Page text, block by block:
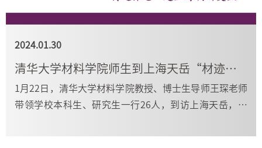
2024.01.30
清华大学材料学院师生到上海天岳“材迹探芯”
1月22日，清华大学材料学院教授、博士生导师王琛老师
带领学校本科生、研究生一行26人，到访上海天岳，进